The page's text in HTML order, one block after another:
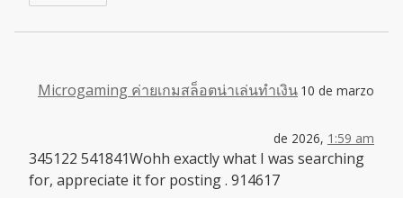
Microgaming ค่ายเกมสล็อตน่าเล่นทำเงิน 10 de marzo
de 2026, 1:59 am
345122 541841Wohh exactly what I was searching
for, appreciate it for posting . 914617